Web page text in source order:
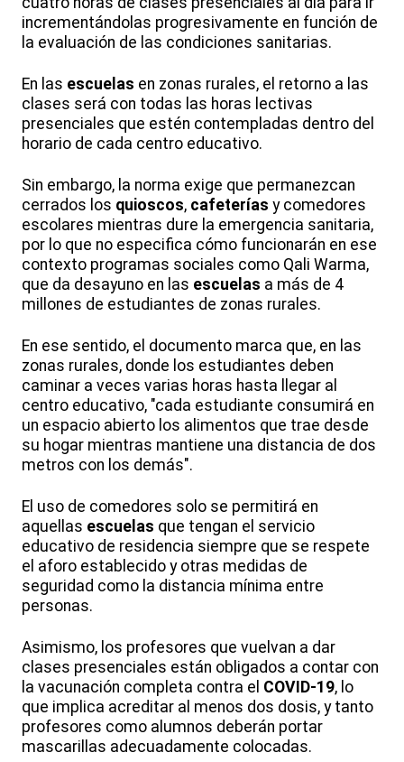
incrementándolas progresivamente en función de
la evaluación de las condiciones sanitarias.
En las escuelas en zonas rurales, el retorno a las
clases será con todas las horas lectivas
presenciales que estén contempladas dentro del
horario de cada centro educativo.
Sin embargo, la norma exige que permanezcan
cerrados los quioscos, cafeterías y comedores
escolares mientras dure la emergencia sanitaria,
por lo que no especifica cómo funcionarán en ese
contexto programas sociales como Qali Warma,
que da desayuno en las escuelas a más de 4
millones de estudiantes de zonas rurales.
En ese sentido, el documento marca que, en las
zonas rurales, donde los estudiantes deben
caminar a veces varias horas hasta llegar al
centro educativo, "cada estudiante consumirá en
un espacio abierto los alimentos que trae desde
su hogar mientras mantiene una distancia de dos
metros con los demás".
El uso de comedores solo se permitirá en
aquellas escuelas que tengan el servicio
educativo de residencia siempre que se respete
el aforo establecido y otras medidas de
seguridad como la distancia mínima entre
personas.
Asimismo, los profesores que vuelvan a dar
clases presenciales están obligados a contar con
la vacunación completa contra el COVID-19, lo
que implica acreditar al menos dos dosis, y tanto
profesores como alumnos deberán portar
mascarillas adecuadamente colocadas.